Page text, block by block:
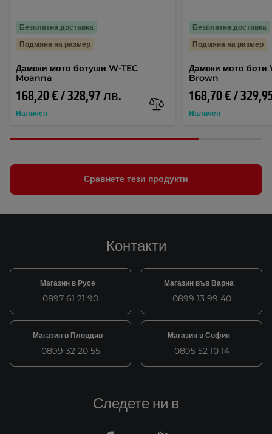
Дамски мото ботуши W-TEC
Moanna
168,20 € / 328,97 лв.
Наличен
Безплатна доставка
Подмяна на размер
Дамски мото боти
Brown
168,70 € /
Наличен
Безплатна доставка
Подмяна на размер
Сравнете тези продукти
Контакти
Магазин в Русе
0897 61 21 90
Магазин във Варна
0899 13 99 40
Магазин в Пловдив
0899 32 20 55
Магазин в София
0895 52 10 14
Следете ни в